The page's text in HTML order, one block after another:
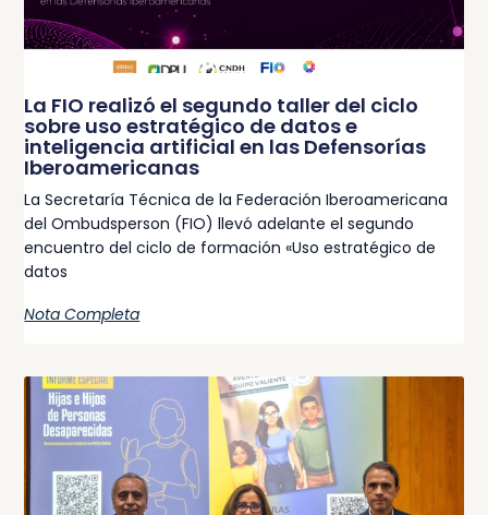
La FIO realizó el segundo taller del ciclo
sobre uso estratégico de datos e
inteligencia artificial en las Defensorías
Iberoamericanas
La Secretaría Técnica de la Federación Iberoamericana
del Ombudsperson (FIO) llevó adelante el segundo
encuentro del ciclo de formación «Uso estratégico de
datos
Nota Completa